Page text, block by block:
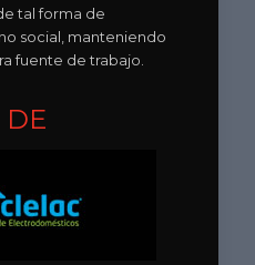
tal forma de
social, manteniendo
fuente de trabajo.
DE